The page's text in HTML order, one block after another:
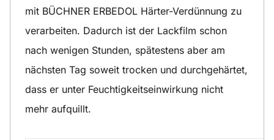
mit BÜCHNER ERBEDOL Härter-Verdünnung zu
verarbeiten. Dadurch ist der Lackfilm schon
nach wenigen Stunden, spätestens aber am
nächsten Tag soweit trocken und durchgehärtet,
dass er unter Feuchtigkeitseinwirkung nicht
mehr aufquillt.